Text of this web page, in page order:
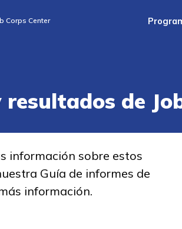
to
Corps Center
de
información sobre estos
Guía de informes de
información.